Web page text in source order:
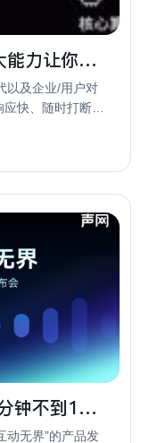
力让你的
以及企业/用户对
快、随时打断等
MiniMax 、商
钟不到1毛
动无界”的产品发